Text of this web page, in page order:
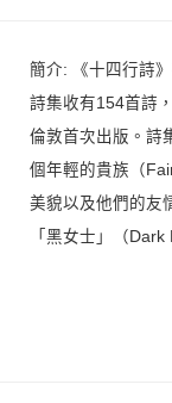
簡介: 《十四行詩
詩集收有154首詩
倫敦首次出版。詩
個年輕的貴族（
美貌以及他們的友
「黑女士」（